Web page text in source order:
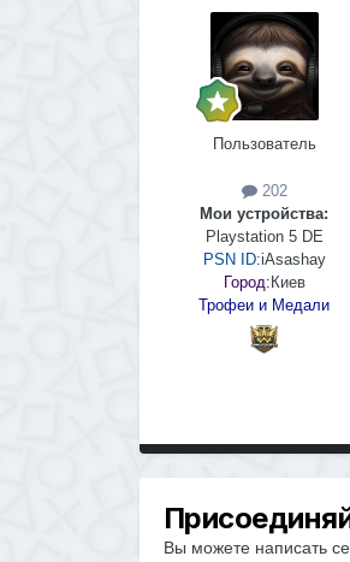
Пользователь
202
Мои устройства:
Playstation 5 DE
PSN ID:iAsashay
Город: Киев
Трофеи и Медали
Вы можете написать